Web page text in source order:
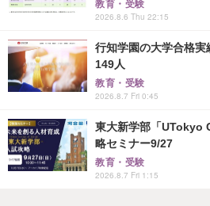
教育・受験
2026.8.6 Thu 22:15
行知学園の大学合格
149人
教育・受験
2026.8.7 Fri 0:45
東大新学部「UTokyo
略セミナー9/27
教育・受験
2026.8.7 Fri 1:15